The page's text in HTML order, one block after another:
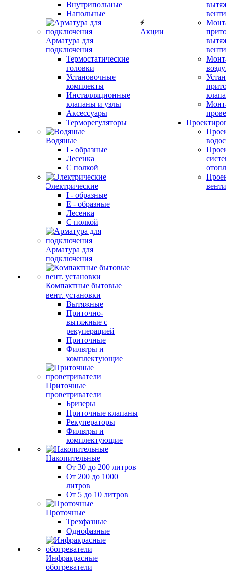
Внутрипольные
Напольные
Арматура для
подключения
Термостатические
головки
Установочные
комплекты
Инсталляционные
клапаны и узлы
Аксессуары
Терморегуляторы
Водяные
I - образные
Лесенка
С полкой
Электрические
I - образные
E - образные
Лесенка
С полкой
Арматура для
подключения
Компактные бытовые
вент. установки
Вытяжные
Приточно-
вытяжные с
рекуперацией
Приточные
Фильтры и
комплектующие
Приточные
проветриватели
Бризеры
Приточные клапаны
Рекуператоры
Фильтры и
комплектующие
Накопительные
От 30 до 200 литров
От 200 до 1000
литров
От 5 до 10 литров
Проточные
Трехфазные
Однофазные
Инфракрасные
обогреватели
Акции